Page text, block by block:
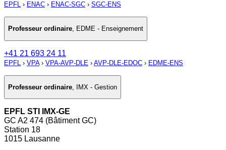
EPFL › ENAC › ENAC-SGC › SGC-ENS
Professeur ordinaire, EDME - Enseignement
+41 21 693 24 11
EPFL › VPA› VPA-AVP-DLE › AVP-DLE-EDOC › EDME-ENS
Professeur ordinaire, IMX - Gestion
EPFL STI IMX-GE
GC A2 474 (Bâtiment GC)
Station 18
1015 Lausanne